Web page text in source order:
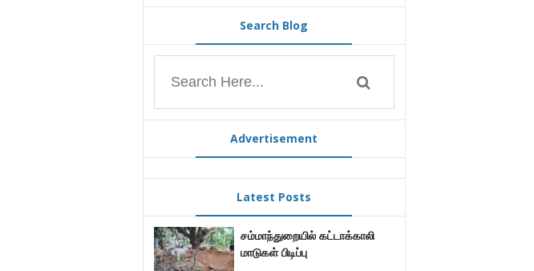
Search Blog
Advertisement
Latest Posts
சம்மாந்துறையில் கட்டாக்காலி
மாடுகள் பிடிப்பு